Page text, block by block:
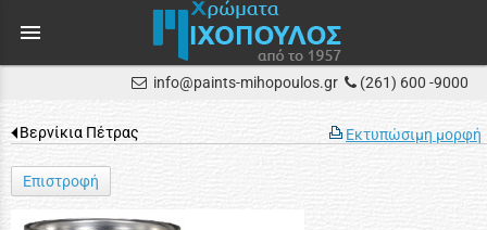
menu
info@paints-mihopoulos.gr (261) 600 -9000
Εκτυπώσιμη μορφή
Βερνίκια Πέτρας
Επιστροφή